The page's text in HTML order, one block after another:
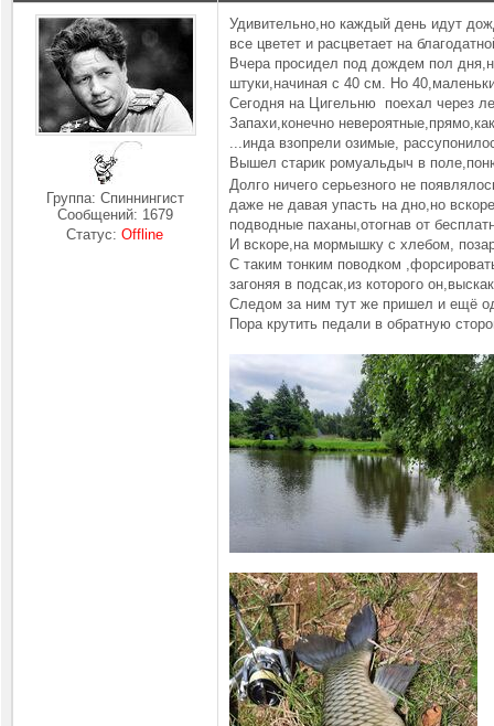
Группа: Спиннингист
Сообщений: 1679
Статус:Offline
Удивительно,но каждый день идут
все цветет и расцветает на
Вчера просидел под дождем пол
штуки,начиная с 40 см. Но
Сегодня на Цигельню поехал через
Запахи,конечно
...инда взопрели озимые,
Вышел старик ромуальдыч в
Долго ничего серьезного не
даже не давая упасть на дно,но
подводные паханы,отогнав от
И вскоре,на мормышку с хлебом,
С таким тонким поводком
загоняя в подсак,из которого
Следом за ним тут же пришел и ещё
Пора крутить педали в обратную